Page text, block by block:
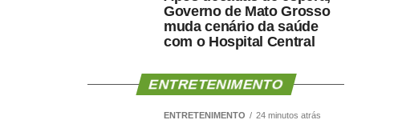
Governo de Mato Grosso
muda cenário da saúde
com o Hospital Central
ENTRETENIMENTO
ENTRETENIMENTO 24 minutos atrás